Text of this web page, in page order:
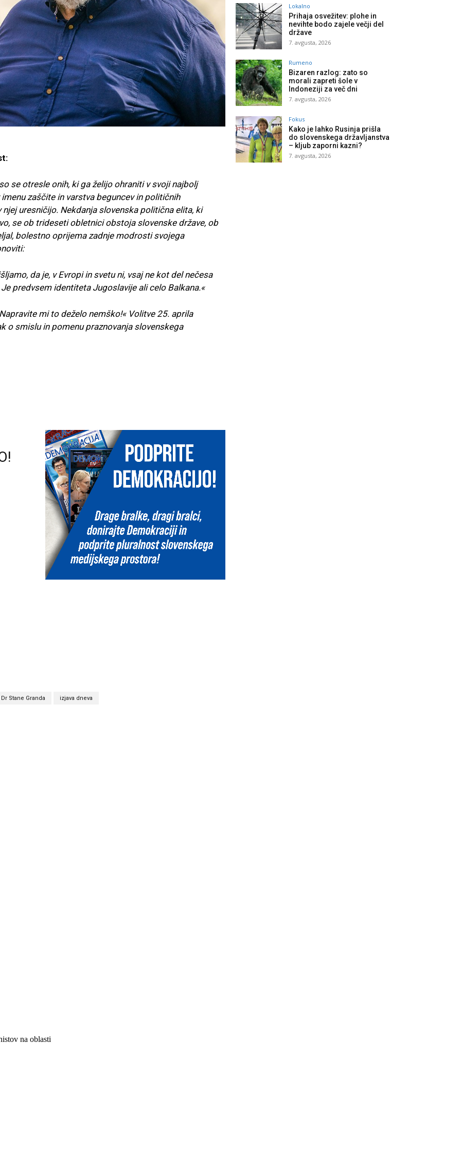
se otresle onih, ki ga želijo ohraniti v svoji najbolj
zaščite in varstva beguncev in političnih
uresničijo. Nekdanja slovenska politična elita, ki
se ob trideseti obletnici obstoja slovenske države, ob
bolestno oprijema zadnje modrosti svojega
da je, v Evropi in svetu ni, vsaj ne kot del nečesa
predvsem identiteta Jugoslavije ali celo Balkana.«
mi to deželo nemško!« Volitve 25. aprila
o smislu in pomenu praznovanja slovenskega
Dr Stane Granda izjava dneva
Lokalno
Prihaja osvežitev: plohe in
nevihte bodo zajele večji del
države
7. avgusta, 2026
Rumeno
Bizaren razlog: zato so
morali zapreti šole v
Indoneziji za več dni
7. avgusta, 2026
Fokus
Kako je lahko Rusinja prišla
do slovenskega državljanstva
– kljub zaporni kazni?
7. avgusta, 2026